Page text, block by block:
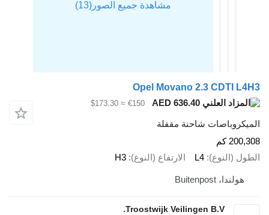
Opel Movano 2.3 CDTI
AED 636.40
€150
≈ $173.30
شاحنة مقفلة
كم
(النوع) L4 الارتفاع (النوع) H3
هولندا، Buitenpost
Troostwijk Veilingen B.V.